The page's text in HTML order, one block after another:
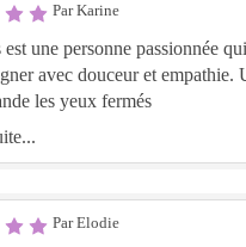
Par Karine
une personne passionnée qui
avec douceur et empathie.
les yeux fermés
Par Elodie